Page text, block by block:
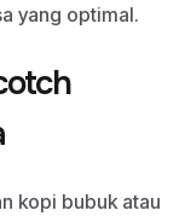
yang optimal.
kopi bubuk atau